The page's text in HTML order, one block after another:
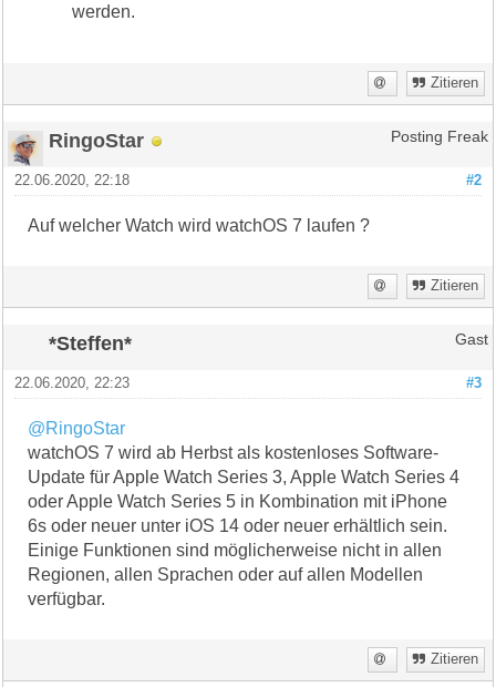
werden.
Zitieren
RingoStar Posting Freak
#2
22.06.2020, 22:18
Auf welcher Watch wird watchOS 7 laufen ?
Zitieren
*Steffen* Gast
#3
22.06.2020, 22:23
@RingoStar
watchOS 7 wird ab Herbst als kostenloses Software-
Update für Apple Watch Series 3, Apple Watch Series 4
oder Apple Watch Series 5 in Kombination mit iPhone
6s oder neuer unter iOS 14 oder neuer erhältlich sein.
Einige Funktionen sind möglicherweise nicht in allen
Regionen, allen Sprachen oder auf allen Modellen
verfügbar.
Zitieren